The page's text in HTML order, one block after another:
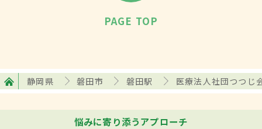
PAGE TOP
静岡県 磐田市 磐田駅 医療法人社団つつじ
悩みに寄り添うアプローチ